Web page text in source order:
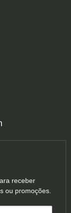
receber
ou promoções.